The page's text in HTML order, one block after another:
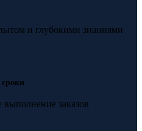
и глубокими знаниями
заказов